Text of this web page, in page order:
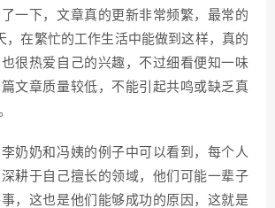
了一下，文章真的更新非常频繁，最常的
，在繁忙的工作生活中能做到这样，真的
很热爱自己的兴趣，不过细看便知一味
文章质量较低，不能引起共鸣或缺乏真
奶奶和冯姨的例子中可以看到，每个人
耕于自己擅长的领域，他们可能一辈子
，这也是他们能够成功的原因，这就是